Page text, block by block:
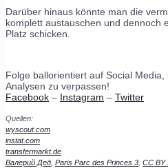
Darüber hinaus könnte man die
komplett austauschen und dennoch
Platz schicken.
Folge ballorientiert auf Social
Analysen zu verpassen!
Facebook – Instagram – Twitter
Quellen:
wyscout.com
instat.com
transfermarkt.de
Валерий Дед Paris Parc des Princes 3 CC BY